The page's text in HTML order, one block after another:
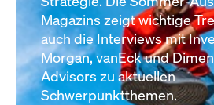
Magazins zeigt wichtige
auch die Interviews mit
Morgan, vanEck und
Advisors zu aktuellen
Schwerpunktthemen.